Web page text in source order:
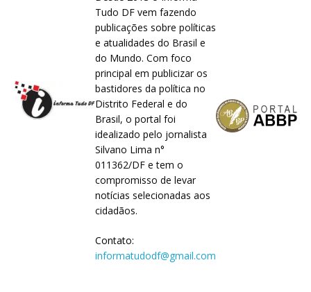
Tudo DF vem fazendo
publicações sobre políticas
e atualidades do Brasil e
do Mundo. Com foco
principal em publicizar os
bastidores da política no
Distrito Federal e do
Brasil, o portal foi
idealizado pelo jornalista
Silvano Lima n°
011362/DF e tem o
compromisso de levar
notícias selecionadas aos
cidadãos.
Contato:
informatudodf@gmail.com